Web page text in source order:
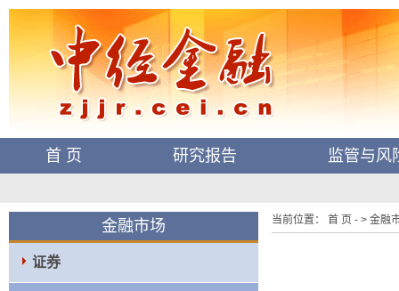
首 页 研究报告 监管与风
金融市场
证券
当前位置： 首 页 - > 金融